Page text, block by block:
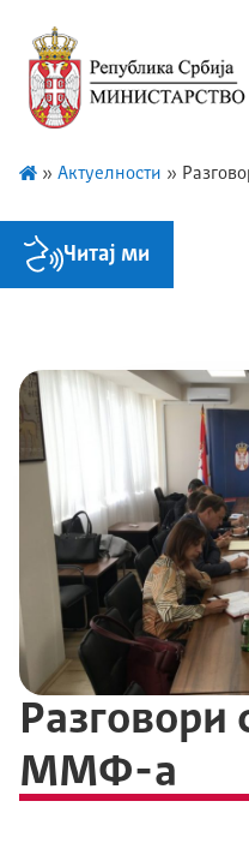
» Актуелности »
Читај ми
ММФ-а